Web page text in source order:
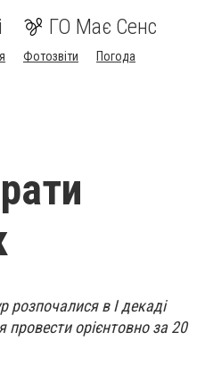
ГО Має Сенс
Фотозвіти
Погода
розпочалися в І декаді
провести орієнтовно за 20